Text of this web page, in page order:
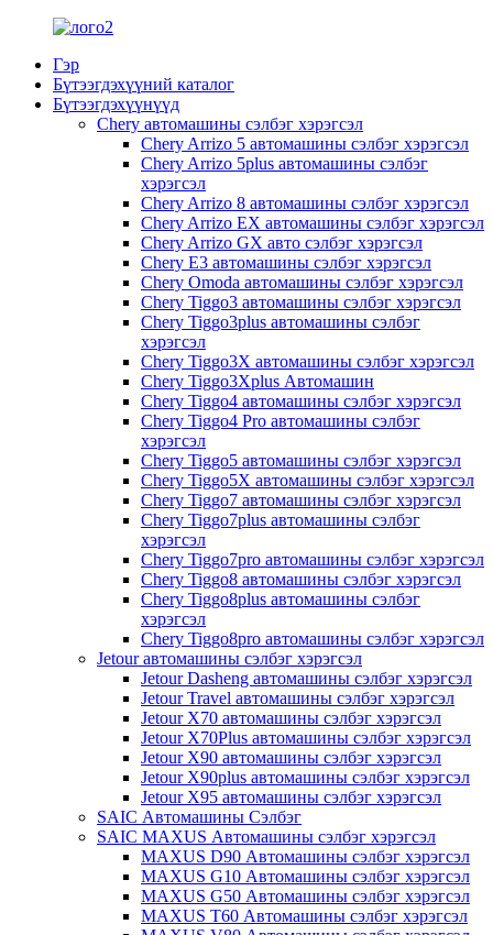
Гэр
Бүтээгдэхүүний каталог
Бүтээгдэхүүнүүд
Chery автомашины сэлбэг хэрэгсэл
Chery Arrizo 5 автомашины сэлбэг хэрэгсэл
Chery Arrizo 5plus автомашины сэлбэг
хэрэгсэл
Chery Arrizo 8 автомашины сэлбэг хэрэгсэл
Chery Arrizo EX автомашины сэлбэг хэрэгсэл
Chery Arrizo GX авто сэлбэг хэрэгсэл
Chery E3 автомашины сэлбэг хэрэгсэл
Chery Omoda автомашины сэлбэг хэрэгсэл
Chery Tiggo3 автомашины сэлбэг хэрэгсэл
Chery Tiggo3plus автомашины сэлбэг
хэрэгсэл
Chery Tiggo3X автомашины сэлбэг хэрэгсэл
Chery Tiggo3Xplus Автомашин
Chery Tiggo4 автомашины сэлбэг хэрэгсэл
Chery Tiggo4 Pro автомашины сэлбэг
хэрэгсэл
Chery Tiggo5 автомашины сэлбэг хэрэгсэл
Chery Tiggo5X автомашины сэлбэг хэрэгсэл
Chery Tiggo7 автомашины сэлбэг хэрэгсэл
Chery Tiggo7plus автомашины сэлбэг
хэрэгсэл
Chery Tiggo7pro автомашины сэлбэг хэрэгсэл
Chery Tiggo8 автомашины сэлбэг хэрэгсэл
Chery Tiggo8plus автомашины сэлбэг
хэрэгсэл
Chery Tiggo8pro автомашины сэлбэг хэрэгсэл
Jetour автомашины сэлбэг хэрэгсэл
Jetour Dasheng автомашины сэлбэг хэрэгсэл
Jetour Travel автомашины сэлбэг хэрэгсэл
Jetour X70 автомашины сэлбэг хэрэгсэл
Jetour X70Plus автомашины сэлбэг хэрэгсэл
Jetour X90 автомашины сэлбэг хэрэгсэл
Jetour X90plus автомашины сэлбэг хэрэгсэл
Jetour X95 автомашины сэлбэг хэрэгсэл
SAIC Автомашины Сэлбэг
SAIC MAXUS Автомашины сэлбэг хэрэгсэл
MAXUS D90 Автомашины сэлбэг хэрэгсэл
MAXUS G10 Автомашины сэлбэг хэрэгсэл
MAXUS G50 Автомашины сэлбэг хэрэгсэл
MAXUS T60 Автомашины сэлбэг хэрэгсэл